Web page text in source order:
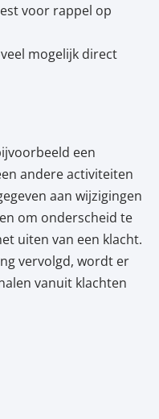
voor rappel op
mogelijk direct
een
andere activiteiten
aan wijzigingen
om onderscheid te
uiten van een klacht.
vervolgd, wordt er
vanuit klachten